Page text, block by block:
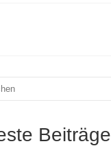
Beiträge